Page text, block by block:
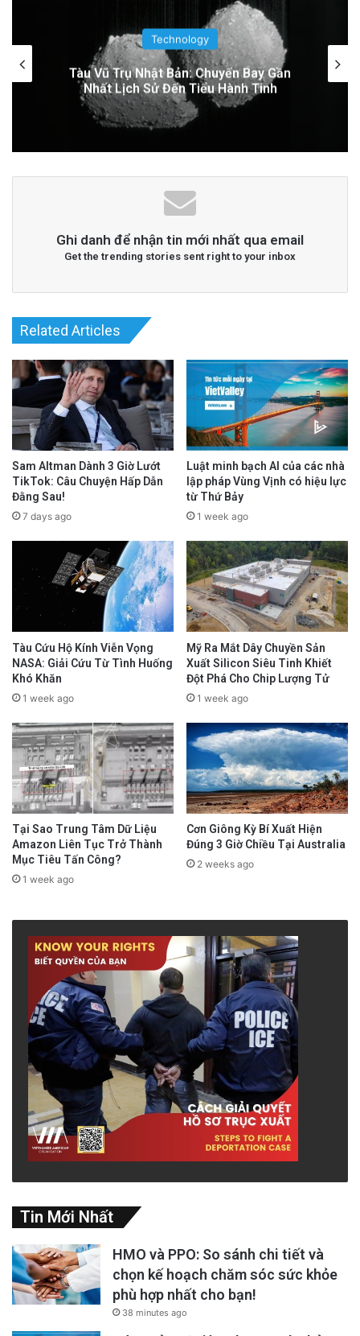
Trăng: Cú sốc vũ trụ sắp xảy ra!
2 days ago
Đọc thêmRead More
Technology
Google Earth AI Bị Rút Gấp Vì Cơn Bão
Deepfake
Ghi danh để nhận tin mới nhất qua email
Get the trending stories sent right to your inbox
Related Articles
Sam Altman Dành 3 Giờ Lướt
TikTok: Câu Chuyện Hấp Dẫn
Đằng Sau!
7 days ago
Luật minh bạch AI của các nhà
lập pháp Vùng Vịnh có hiệu lực
từ Thứ Bảy
1 week ago
Tàu Cứu Hộ Kính Viễn Vọng
NASA: Giải Cứu Từ Tình Huống
Khó Khăn
1 week ago
Mỹ Ra Mắt Dây Chuyền Sản
Xuất Silicon Siêu Tinh Khiết
Đột Phá Cho Chip Lượng Tử
1 week ago
Tại Sao Trung Tâm Dữ Liệu
Amazon Liên Tục Trở Thành
Mục Tiêu Tấn Công?
1 week ago
Cơn Giông Kỳ Bí Xuất Hiện
Đúng 3 Giờ Chiều Tại Australia
2 weeks ago
Tin Mới Nhất
HMO và PPO: So sánh chi tiết và
chọn kế hoạch chăm sóc sức khỏe
phù hợp nhất cho bạn!
38 minutes ago